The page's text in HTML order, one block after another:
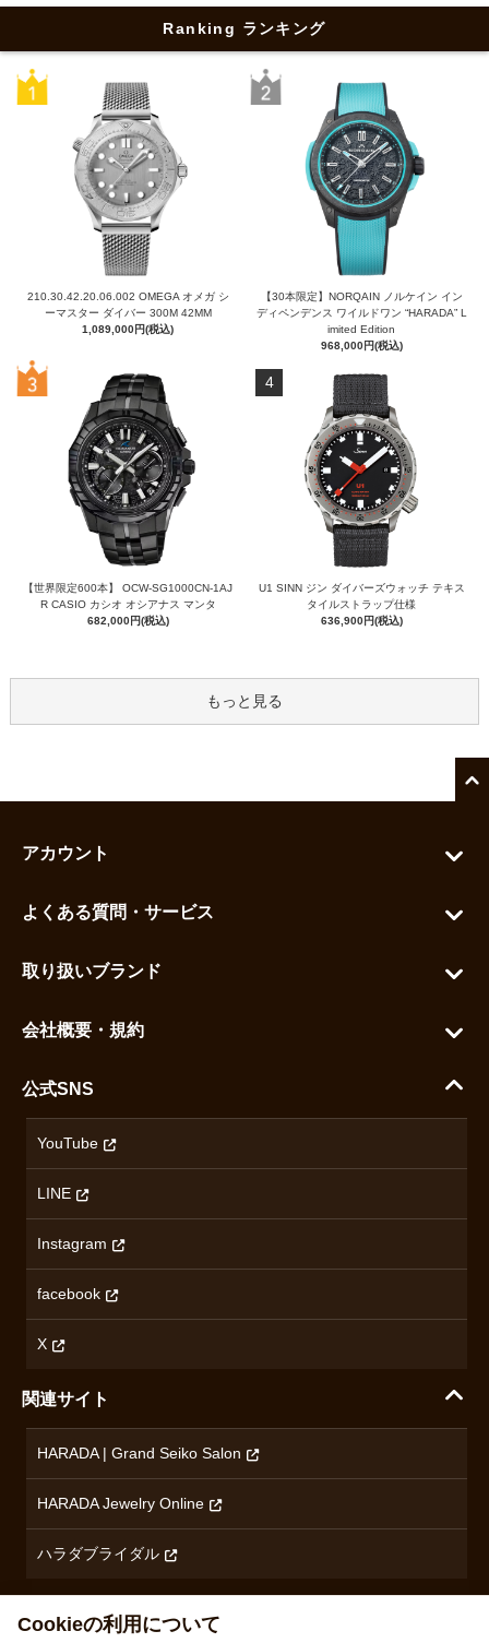
Ranking ランキング
210.30.42.20.06.002 OMEGA オメガ シ
ーマスター ダイバー 300M 42MM
1,089,000円(税込)
【30本限定】NORQAIN ノルケイン イン
ディペンデンス ワイルドワン “HARADA” L
imited Edition
968,000円(税込)
【世界限定600本】 OCW-SG1000CN-1AJ
R CASIO カシオ オシアナス マンタ
682,000円(税込)
4
U1 SINN ジン ダイバーズウォッチ テキス
タイルストラップ仕様
636,900円(税込)
もっと見る
アカウント
お気に入りを見る
よくある質問・サービス
ご利用ガイド
配送・送料について
ハラダの保証とアフターサービス
取り扱いブランド
セイコー
カシオ
オリエントスター
ロンジン
チューダー
ブランド一覧を見る
会社概要・規約
沿革
特定商取引法に基づく表記
プライバシーポリシー
無断転載・商用利用について
コンテンツ制作ポリシーおよび生成AIの利用指針
公式SNS
YouTube
LINE
Instagram
facebook
X
関連サイト
HARADA | Grand Seiko Salon
HARADA Jewelry Online
ハラダブライダル
株式会社ハラダ 徳島県徳島市沖浜東1丁目9 古物商許可：徳島県公安委員会 第801010001664号
は、プライバシーポリシーをご確認ください。